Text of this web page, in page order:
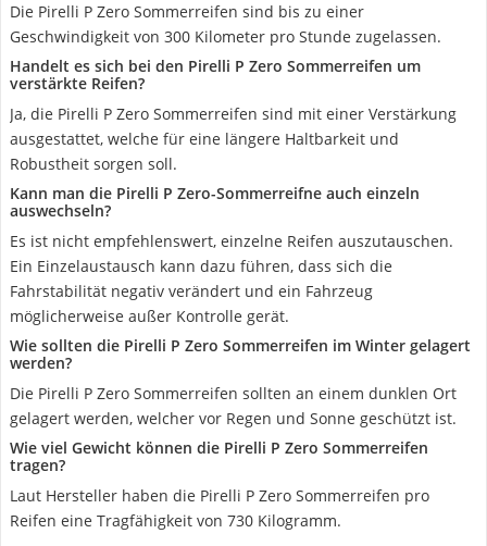
Die Pirelli P Zero Sommerreifen sind bis zu einer
Geschwindigkeit von 300 Kilometer pro Stunde zugelassen.
Handelt es sich bei den Pirelli P Zero Sommerreifen um
verstärkte Reifen?
Ja, die Pirelli P Zero Sommerreifen sind mit einer Verstärkung
ausgestattet, welche für eine längere Haltbarkeit und
Robustheit sorgen soll.
Kann man die Pirelli P Zero-Sommerreifne auch einzeln
auswechseln?
Es ist nicht empfehlenswert, einzelne Reifen auszutauschen.
Ein Einzelaustausch kann dazu führen, dass sich die
Fahrstabilität negativ verändert und ein Fahrzeug
möglicherweise außer Kontrolle gerät.
Wie sollten die Pirelli P Zero Sommerreifen im Winter gelagert
werden?
Die Pirelli P Zero Sommerreifen sollten an einem dunklen Ort
gelagert werden, welcher vor Regen und Sonne geschützt ist.
Wie viel Gewicht können die Pirelli P Zero Sommerreifen
tragen?
Laut Hersteller haben die Pirelli P Zero Sommerreifen pro
Reifen eine Tragfähigkeit von 730 Kilogramm.